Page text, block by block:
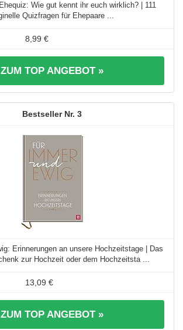
Wie gut kennt ihr euch wirklich? | 111
Quizfragen für Ehepaare ...
8,99 €
ZUM TOP ANGEBOT »
3
Erinnerungen an unsere Hochzeitstage | Das
zur Hochzeit oder dem Hochzeitsta ...
13,09 €
ZUM TOP ANGEBOT »